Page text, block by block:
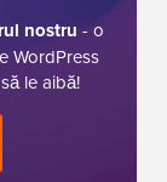
nostru - o
WordPress
le aibă!